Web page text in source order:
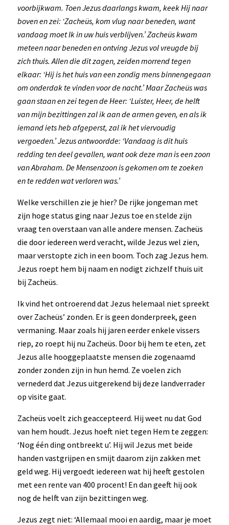
voorbijkwam. Toen Jezus daarlangs kwam, keek Hij naar
boven en zei: ‘Zacheüs, kom vlug naar beneden, want
vandaag moet Ik in uw huis verblijven.’ Zacheüs kwam
meteen naar beneden en ontving Jezus vol vreugde bij
zich thuis. Allen die dit zagen, zeiden morrend tegen
elkaar: ‘Hij is het huis van een zondig mens binnengegaan
om onderdak te vinden voor de nacht.’ Maar Zacheüs was
gaan staan en zei tegen de Heer: ‘Luister, Heer, de helft
van mijn bezittingen zal ik aan de armen geven, en als ik
iemand iets heb afgeperst, zal ik het viervoudig
vergoeden.’ Jezus antwoordde: ‘Vandaag is dit huis
redding ten deel gevallen, want ook deze man is een zoon
van Abraham. De Mensenzoon is gekomen om te zoeken
en te redden wat verloren was.’
Welke verschillen zie je hier? De rijke jongeman met
zijn hoge status ging naar Jezus toe en stelde zijn
vraag ten overstaan van alle andere mensen. Zacheüs
die door iedereen werd veracht, wilde Jezus wel zien,
maar verstopte zich in een boom. Toch zag Jezus hem.
Jezus roept hem bij naam en nodigt zichzelf thuis uit
bij Zacheüs.
Ik vind het ontroerend dat Jezus helemaal niet spreekt
over Zacheüs’ zonden. Er is geen donderpreek, geen
vermaning. Maar zoals hij jaren eerder enkele vissers
riep, zo roept hij nu Zacheüs. Door bij hem te eten, zet
Jezus alle hooggeplaatste mensen die zogenaamd
zonder zonden zijn in hun hemd. Ze voelen zich
vernederd dat Jezus uitgerekend bij deze landverrader
op visite gaat.
Zacheüs voelt zich geaccepteerd. Hij weet nu dat God
van hem houdt. Jezus hoeft niet tegen Hem te zeggen:
‘Nog één ding ontbreekt u’. Hij wil Jezus met beide
handen vastgrijpen en smijt daarom zijn zakken met
geld weg. Hij vergoedt iedereen wat hij heeft gestolen
met een rente van 400 procent! En dan geeft hij ook
nog de helft van zijn bezittingen weg.
Jezus zegt niet: ‘Allemaal mooi en aardig, maar je moet